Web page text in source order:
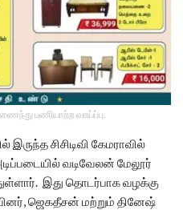
பணியாற்ற வாய்ப்பு.
சிசிடிவி கேமராவில்
வடிவேலன் மேலூர்
இது தொடர்பாக வழக்கு
ஜெகதீசன் மற்றும் தினேஷ்